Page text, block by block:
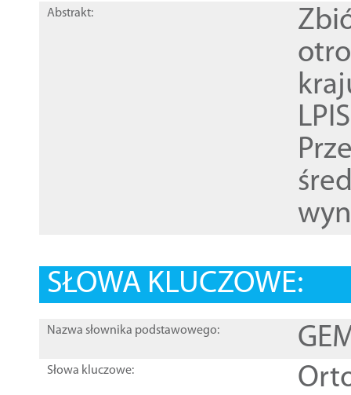
Abstrakt:
SŁOWA KLUCZOWE:
Nazwa słownika podstawowego:
Słowa kluczowe: